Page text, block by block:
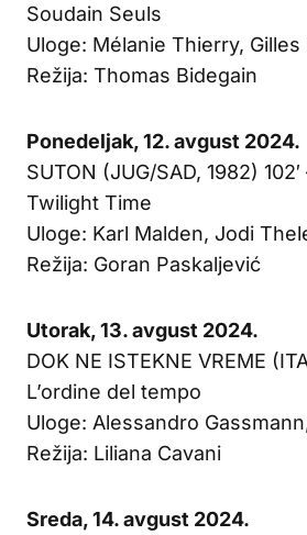
Soudain Seuls
Uloge: Mélanie Thierry, Gilles
Režija: Thomas Bidegain
Ponedeljak, 12. avgust 2024.
SUTON (JUG/SAD, 1982)
Twilight Time
Uloge: Karl Malden, Jodi
Režija: Goran Paskaljević
Utorak, 13. avgust 2024.
DOK NE ISTEKNE VREME
L’ordine del tempo
Uloge: Alessandro
Režija: Liliana Cavani
Sreda, 14. avgust 2024.